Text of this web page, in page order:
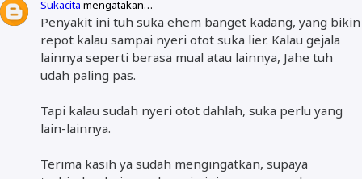
Sukacita mengatakan…
Penyakit ini tuh suka ehem banget kadang, yang bikin
repot kalau sampai nyeri otot suka lier. Kalau gejala
lainnya seperti berasa mual atau lainnya, Jahe tuh
udah paling pas.
Tapi kalau sudah nyeri otot dahlah, suka perlu yang
lain-lainnya.
Terima kasih ya sudah mengingatkan, supaya